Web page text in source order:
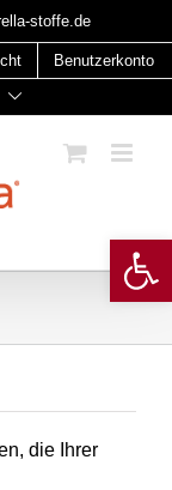
stoffe.de
Benutzerkonto
die Ihrer